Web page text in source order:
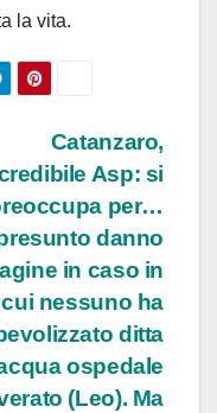
la vita.
Catanzaro,
Asp: si
per…
danno
in caso in
cui nessuno ha
ditta
ospedale
(Leo). Ma